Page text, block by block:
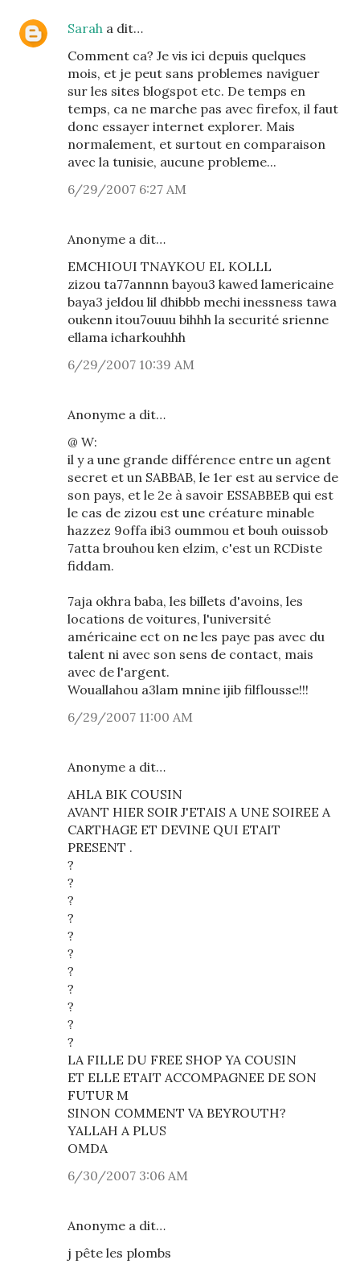
Sarah a dit…
Comment ca? Je vis ici depuis quelques
mois, et je peut sans problemes naviguer
sur les sites blogspot etc. De temps en
temps, ca ne marche pas avec firefox, il faut
donc essayer internet explorer. Mais
normalement, et surtout en comparaison
avec la tunisie, aucune probleme...
6/29/2007 6:27 AM
Anonyme a dit…
EMCHIOUI TNAYKOU EL KOLLL
zizou ta77annnn bayou3 kawed lamericaine
baya3 jeldou lil dhibbb mechi inessness tawa
oukenn itou7ouuu bihhh la securité srienne
ellama icharkouhhh
6/29/2007 10:39 AM
Anonyme a dit…
@ W:
il y a une grande différence entre un agent
secret et un SABBAB, le 1er est au service de
son pays, et le 2e à savoir ESSABBEB qui est
le cas de zizou est une créature minable
hazzez 9offa ibi3 oummou et bouh ouissob
7atta brouhou ken elzim, c'est un RCDiste
fiddam.
7aja okhra baba, les billets d'avoins, les
locations de voitures, l'université
américaine ect on ne les paye pas avec du
talent ni avec son sens de contact, mais
avec de l'argent.
Wouallahou a3lam mnine ijib filflousse!!!
6/29/2007 11:00 AM
Anonyme a dit…
AHLA BIK COUSIN
AVANT HIER SOIR J'ETAIS A UNE SOIREE A
CARTHAGE ET DEVINE QUI ETAIT
PRESENT .
?
?
?
?
?
?
?
?
?
?
?
LA FILLE DU FREE SHOP YA COUSIN
ET ELLE ETAIT ACCOMPAGNEE DE SON
FUTUR M
SINON COMMENT VA BEYROUTH?
YALLAH A PLUS
OMDA
6/30/2007 3:06 AM
Anonyme a dit…
j pête les plombs